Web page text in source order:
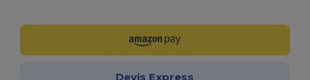
Devis Express